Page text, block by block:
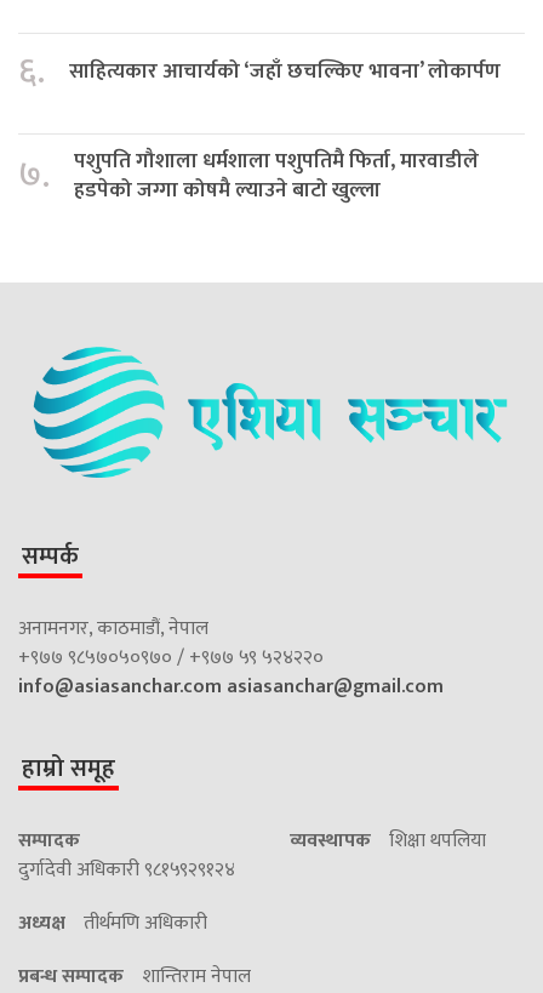
६. साहित्यकार आचार्यको ‘जहाँ छचल्किए भावना’ लोकार्पण
७.
पशुपति गौशाला धर्मशाला पशुपतिमै फिर्ता, मारवाडीले
हडपेको जग्गा कोषमै ल्याउने बाटो खुल्ला
सम्पर्क
अनामनगर, काठमाडौं, नेपाल
+९७७ ९८५७०५०९७० / +९७७ ५९ ५२४२२०
info@asiasanchar.com asiasanchar@gmail.com
हाम्रो समूह
सम्पादक
दुर्गादेवी अधिकारी ९८१५९२९१२४
व्यवस्थापक शिक्षा थपलिया
अध्यक्ष तीर्थमणि अधिकारी
प्रबन्ध सम्पादक शान्तिराम नेपाल